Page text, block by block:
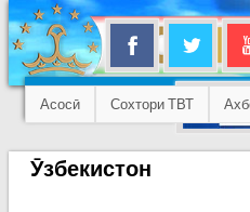
Асосӣ Сохтори ТВТ
Ӯзбекистон